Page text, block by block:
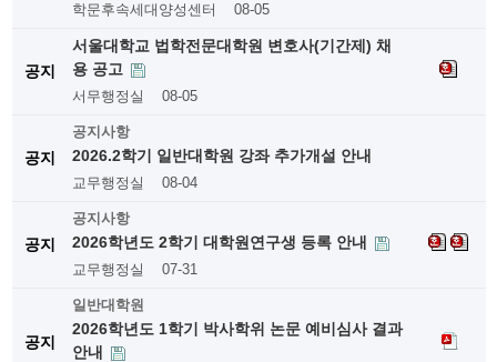
학문후속세대양성센터 08-05
공지
서울대학교 법학전문대학원 변호사(기간제) 채
용 공고
서무행정실 08-05
공지
공지사항
2026.2학기 일반대학원 강좌 추가개설 안내
교무행정실 08-04
공지
공지사항
2026학년도 2학기 대학원연구생 등록 안내
교무행정실 07-31
공지
일반대학원
2026학년도 1학기 박사학위 논문 예비심사 결과
안내